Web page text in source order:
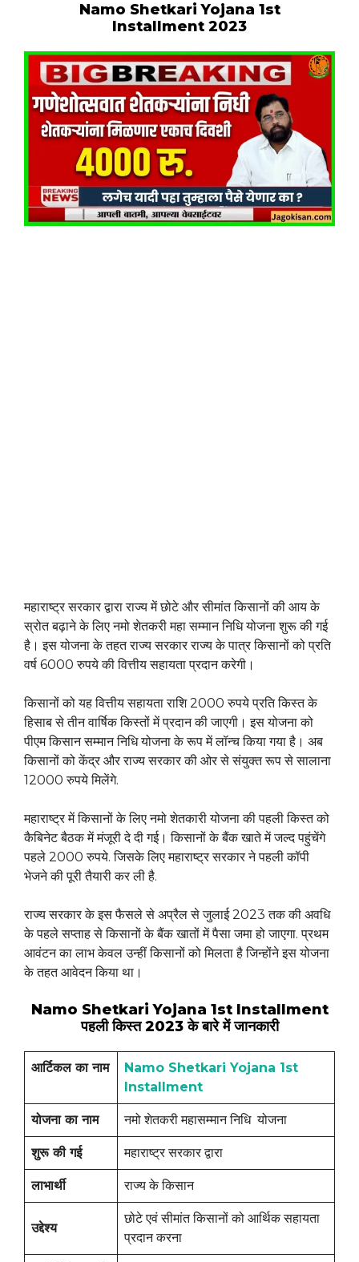
Namo Shetkari Yojana 1st
Installment 2023
महाराष्ट्र सरकार द्वारा राज्य में छोटे और सीमांत किसानों की आय के
स्रोत बढ़ाने के लिए नमो शेतकरी महा सम्मान निधि योजना शुरू की गई
है। इस योजना के तहत राज्य सरकार राज्य के पात्र किसानों को प्रति
वर्ष 6000 रुपये की वित्तीय सहायता प्रदान करेगी।
किसानों को यह वित्तीय सहायता राशि 2000 रुपये प्रति किस्त के
हिसाब से तीन वार्षिक किस्तों में प्रदान की जाएगी। इस योजना को
पीएम किसान सम्मान निधि योजना के रूप में लॉन्च किया गया है। अब
किसानों को केंद्र और राज्य सरकार की ओर से संयुक्त रूप से सालाना
12000 रुपये मिलेंगे.
महाराष्ट्र में किसानों के लिए नमो शेतकारी योजना की पहली किस्त को
कैबिनेट बैठक में मंजूरी दे दी गई। किसानों के बैंक खाते में जल्द पहुंचेंगे
पहले 2000 रुपये. जिसके लिए महाराष्ट्र सरकार ने पहली कॉपी
भेजने की पूरी तैयारी कर ली है.
राज्य सरकार के इस फैसले से अप्रैल से जुलाई 2023 तक की अवधि
के पहले सप्ताह से किसानों के बैंक खातों में पैसा जमा हो जाएगा. प्रथम
आवंटन का लाभ केवल उन्हीं किसानों को मिलता है जिन्होंने इस योजना
के तहत आवेदन किया था।
Namo Shetkari Yojana 1st Installment
पहली किस्त 2023 के बारे में जानकारी
आर्टिकल का नाम
Namo Shetkari Yojana 1st
Installment
योजना का नाम नमो शेतकरी महासम्मान निधि योजना
शुरू की गई महाराष्ट्र सरकार द्वारा
लाभार्थी राज्य के किसान
उद्देश्य
छोटे एवं सीमांत किसानों को आर्थिक सहायता
प्रदान करना